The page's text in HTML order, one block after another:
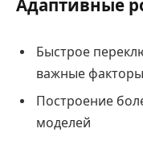
Адаптивные
Быстрое
важные факторы
Построение
моделей